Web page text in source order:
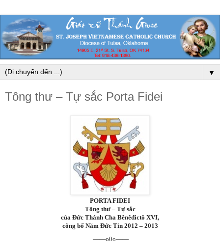
▼
Tông thư – Tự sắc Porta Fidei
PORTA FIDEI
Tông thư – Tự sắc
của Đức Thánh Cha Bênêđictô XVI,
công bố Năm Đức Tin 2012 – 2013
——o0o——